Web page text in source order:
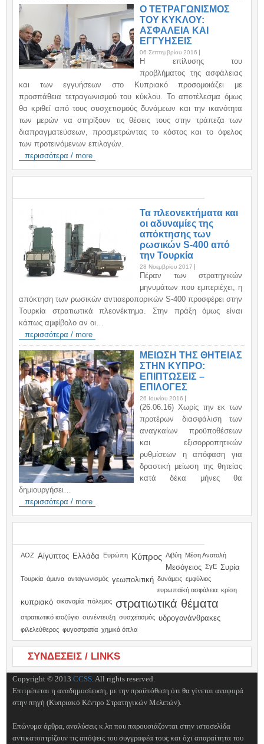
Ο ΤΕΤΡΑΓΩΝΙΣΜΟΣ
ΤΟΥ ΚΥΚΛΟΥ:
ΑΣΦΑΛΕΙΑ ΚΑΙ
ΕΓΓΥΗΣΕΙΣ
06 Σεπτεμβρίου 2016
H επίλυσης του
προβλήματος της ασφάλειας
και των εγγυήσεων στο Κυπριακό προσομοιάζει με
προσπάθεια τετραγωνισμού του κύκλου. Το αποτέλεσμα όμως
θα κριθεί από τους συσχετισμούς δυνάμεων και την ικανότητα
των μερών να στηρίξουν τις θέσεις τους στην τράπεζα των
διαπραγματεύσεων, προσμετρώντας το κόστος και το όφελος
των προτεινόμενων επιλογών.
περισσότερα / more
Τα πλεονεκτήματα και
οι αδυναμίες της
απόκτησης των
ρωσικών S-400 από
την Τουρκία
28 Νοεμβρίου 2017
Πέραν των στρατηγικών
μηνυμάτων που εμπεριέχει, η
απόκτηση των ρωσικών αντιαεροπορικών S-400 προσφέρει στην
Τουρκία στρατιωτικά πλεονέκτημα. Στην πράξη όμως είναι
κάπως αμφίβολο αν οι…
περισσότερα / more
ΜΕΙΩΣΗ ΤΗΣ ΘΗΤΕΙΑΣ
ΣΤΗΝ ΚΥΠΡΟ:
ΕΠΙΠΤΩΣΕΙΣ –
ΕΠΙΛΟΓΕΣ
26 Ιουνίου 2016
(26.06.16) Χωρίς την εκ των
προτέρων διασφάλιση των
αναγκαίων προϋποθέσεων
και εξισορροπητικών
ρυθμίσεων η απόφαση για
δραστική μείωση της θητείας
κατά δέκα μήνες θα
δημιουργήσει…
περισσότερα / more
ΑΟΖ Αίγυπτος Ελλάδα Ευρώπη Κύπρος Λιβύη Μέση Ανατολή
Μεσόγειος ΣγΕ Συρία
Τουρκία άμυνα ανταγωνισμός γεωπολιτική δυνάμεις εμφύλιος
ευρωπαϊκή ασφάλεια κρίση
κυπριακό οικονομία πόλεμος στρατιωτικά θέματα
στρατιωτικό ισοζύγιο συνέντευξη συσχετισμός υδρογονάνθρακες
φιλελεύθερος φυγοστρατία χημικά όπλα
ΣΥΝΔΕΣΕΙΣ / LINKS
Copyright © 2013 CCSS. All rights reserved.
Επιτρέπεται η αναδημοσίευση, με την προϋπόθεση ότι θα γίνεται αναφορά
στην πηγή (Κυπριακό Κέντρο Στρατηγικών Μελετών).
Επώνυμα άρθρα, αναλύσεις κ.λπ που παρουσιάζονται στην ιστοσελίδα
αντικατοπτρίζουν τις απόψεις του συγγραφέα τους και όχι απαραίτητα του